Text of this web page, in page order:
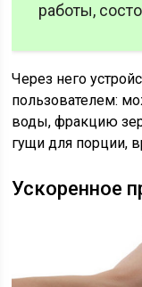
работы,
Через него
пользователем:
воды, фракцию
гущи для порции,
Ускоренное